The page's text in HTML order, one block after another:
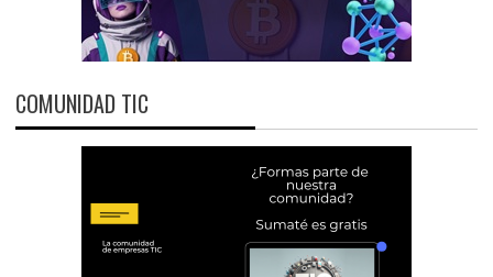
COMUNIDAD TIC